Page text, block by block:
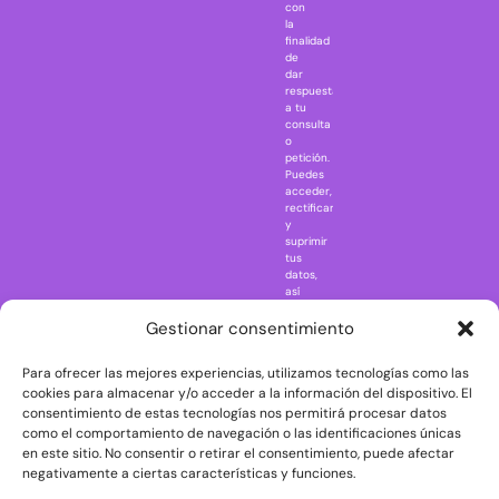
Gestionar consentimiento
Para ofrecer las mejores experiencias, utilizamos tecnologías como las
cookies para almacenar y/o acceder a la información del dispositivo. El
consentimiento de estas tecnologías nos permitirá procesar datos
como el comportamiento de navegación o las identificaciones únicas
en este sitio. No consentir o retirar el consentimiento, puede afectar
negativamente a ciertas características y funciones.
Rick and
The Big Bang
Theory
The Blues
Brothers
con
la
finalidad
de
dar
respuesta
a tu
consulta
o
petición.
Puedes
acceder,
rectificar
y
suprimir
tus
datos,
así
ejercer
consultando
la
información
adicional
y
detallada
sobre